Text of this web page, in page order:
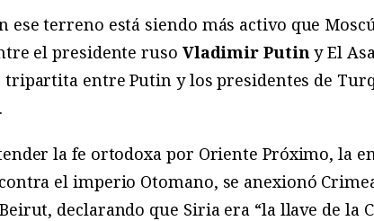
ese terreno está siendo más activo que
el presidente ruso Vladimir Putin y El
tripartita entre Putin y los presidentes de
.
la fe ortodoxa por Oriente Próximo, la
el imperio Otomano, se anexionó
declarando que Siria era “la llave de la